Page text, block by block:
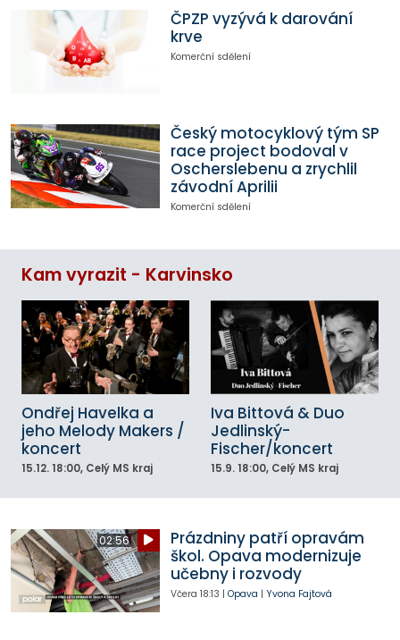
ČPZP vyzývá k darování
krve
Komerční sdělení
Český motocyklový tým SP
race project bodoval v
Oscherslebenu a zrychlil
závodní Aprilii
Komerční sdělení
Kam vyrazit - Karvinsko
Ondřej Havelka a
jeho Melody Makers /
koncert
15.12. 18:00, Celý MS kraj
Iva Bittová & Duo
Jedlinský-
Fischer/koncert
15.9. 18:00, Celý MS kraj
02:56
Prázdniny patří opravám
škol. Opava modernizuje
učebny i rozvody
Včera 18:13 | Opava | Yvona Fajtová